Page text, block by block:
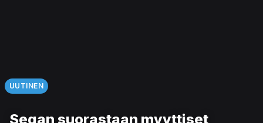
UUTINEN
Segan suorastaan myyttiset